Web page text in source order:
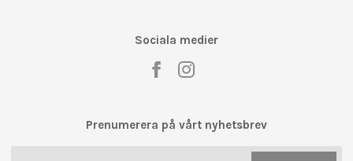
Sociala medier
Prenumerera på vårt nyhetsbrev